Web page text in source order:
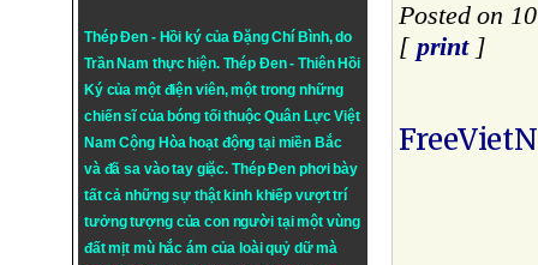
Thép Đen - Hồi ký của Đặng Chí Bình, do
Trần Nam thực hiện. Thép Đen- Thiên Hồi
Ký của một điện viên, một trong những
chiến sĩ của bóng tối thuộc Quân Lực Việt
Nam Cộng Hòa hoạt động tại miền Bắc
và đã sa vào tay giặc. Thép Đen phơi bày
tất cả những sự thật kinh khiếp vượt trí
tưởng tượng của con người tại một vùng
đất mịt mù hắc ám của loài quỷ dữ mà
Posted on
[ print]